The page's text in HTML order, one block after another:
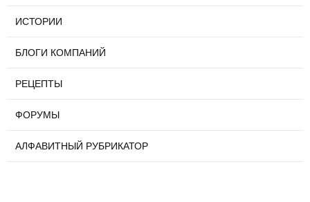
ИСТОРИИ
БЛОГИ КОМПАНИЙ
РЕЦЕПТЫ
ФОРУМЫ
АЛФАВИТНЫЙ РУБРИКАТОР